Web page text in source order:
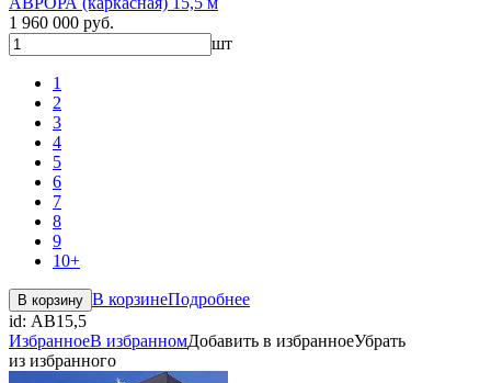
1 960 000 руб.
шт
1
2
3
4
5
6
7
8
9
10+
В корзину В корзинеПодробнее
id: АВ15,5
ИзбранноеВ избранномДобавить в избранноеУбрать
из избранного